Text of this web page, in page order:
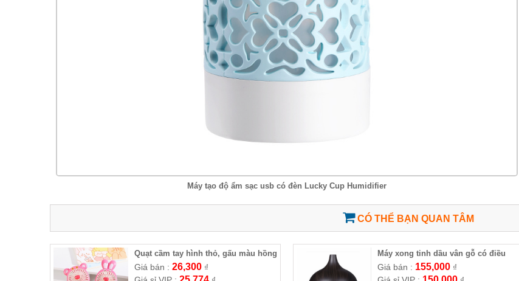
Máy tạo độ ẩm sạc usb có đèn Lucky Cup Humidifier
CÓ THỂ BẠN QUAN TÂM
Quạt cầm tay hình thỏ, gấu màu hồng
Giá bán : 26,300₫
Máy xong tinh dầu vân gỗ có điều
khiển từ xa
Giá bán : 155,000₫